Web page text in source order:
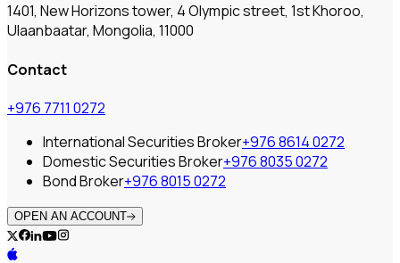
1401, New Horizons tower, 4 Olympic street, 1st Khoroo,
Ulaanbaatar, Mongolia, 11000
Contact
+976 7711 0272
International Securities Broker+976 8614 0272
Domestic Securities Broker+976 8035 0272
Bond Broker+976 8015 0272
OPEN AN ACCOUNT